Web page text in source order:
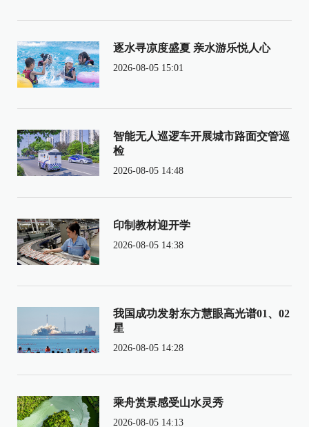
逐水寻凉度盛夏 亲水游乐悦人心
2026-08-05 15:01
智能无人巡逻车开展城市路面交管巡
检
2026-08-05 14:48
印制教材迎开学
2026-08-05 14:38
我国成功发射东方慧眼高光谱01、02
星
2026-08-05 14:28
乘舟赏景感受山水灵秀
2026-08-05 14:13